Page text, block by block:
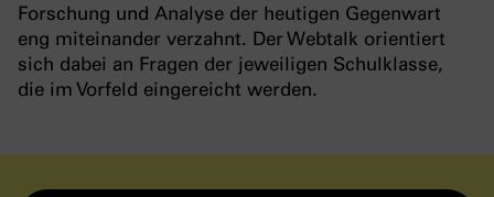
Forschung und Analyse der heutigen Gegenwart
eng miteinander verzahnt. Der Webtalk orientiert
sich dabei an Fragen der jeweiligen Schulklasse,
die im Vorfeld eingereicht werden.